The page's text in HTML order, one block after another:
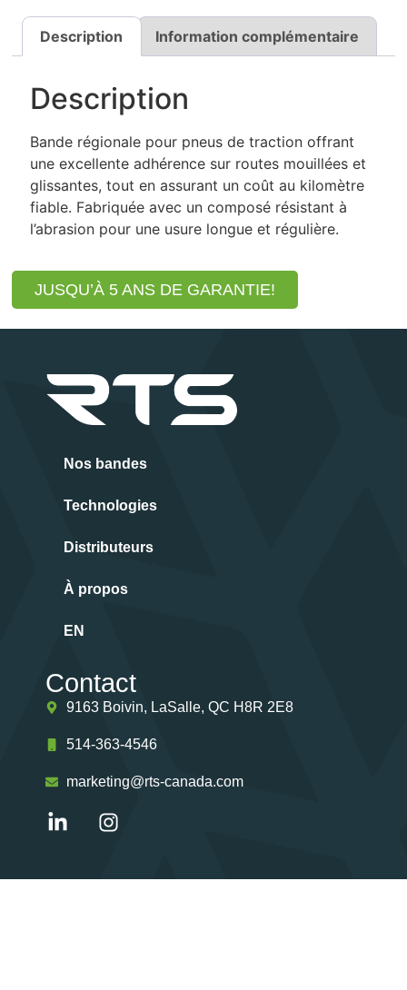
Description Information complémentaire
Description
Bande régionale pour pneus de traction offrant
une excellente adhérence sur routes mouillées et
glissantes, tout en assurant un coût au kilomètre
fiable. Fabriquée avec un composé résistant à
l’abrasion pour une usure longue et régulière.
JUSQU’À 5 ANS DE GARANTIE!
Nos bandes
Technologies
Distributeurs
À propos
EN
Contact
9163 Boivin, LaSalle, QC H8R 2E8
514-363-4546
marketing@rts-canada.com